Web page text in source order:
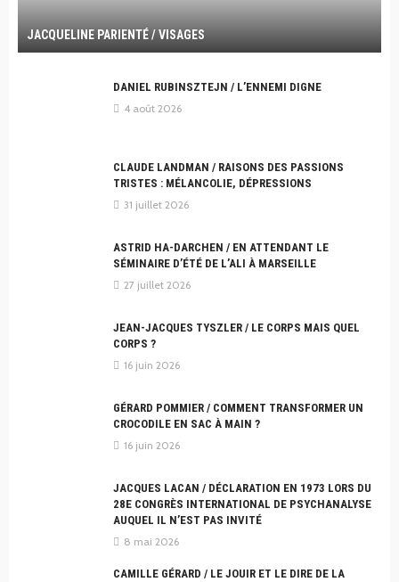
JACQUELINE PARIENTÉ / VISAGES
DANIEL RUBINSZTEJN / L’ENNEMI DIGNE
4 août 2026
CLAUDE LANDMAN / RAISONS DES PASSIONS
TRISTES : MÉLANCOLIE, DÉPRESSIONS
31 juillet 2026
ASTRID HA-DARCHEN / EN ATTENDANT LE
SÉMINAIRE D’ÉTÉ DE L’ALI À MARSEILLE
27 juillet 2026
JEAN-JACQUES TYSZLER / LE CORPS MAIS QUEL
CORPS ?
16 juin 2026
GÉRARD POMMIER / COMMENT TRANSFORMER UN
CROCODILE EN SAC À MAIN ?
16 juin 2026
JACQUES LACAN / DÉCLARATION EN 1973 LORS DU
28E CONGRÈS INTERNATIONAL DE PSYCHANALYSE
AUQUEL IL N’EST PAS INVITÉ
8 mai 2026
CAMILLE GÉRARD / LE JOUIR ET LE DIRE DE LA